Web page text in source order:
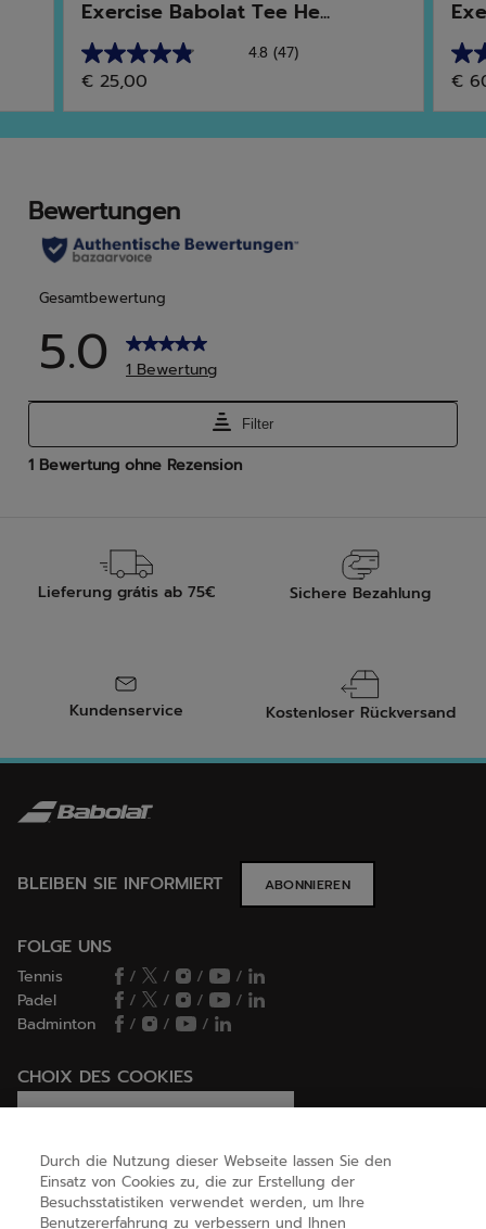
Exercise Babolat Tee He...
4.8 (47)
4.8
von
5
Sternen.
Bewertungen
€ 25,00
4.6
von
5
€
Lieferung grátis ab 75€ Sichere Bezahlung
Kundenservice Kostenloser Rückversand
BLEIBEN SIE INFORMIERT ABONNIEREN
FOLGE UNS
Tennis / / /
/
Padel
/ / /
/
Badminton
/ / /
CHOIX DES COOKIES
HILFE
Durch die Nutzung dieser Webseite lassen Sie den
Einsatz von Cookies zu, die zur Erstellung der
Besuchsstatistiken verwendet werden, um Ihre
Benutzererfahrung zu verbessern und Ihnen